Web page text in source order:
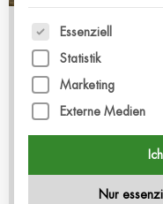
Anlässlich des
lädt das Luzerner
Informationsanlass
Brustgesundheit
positiv
Experten geben
Es folgt eine Liste
Essenziell
Statistik
Marketing
Externe Medien
Nur